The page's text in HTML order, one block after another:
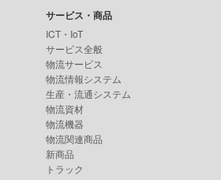
サービス・商品
ICT・IoT
サービス全般
物流サービス
物流情報システム
生産・流通システム
物流資材
物流機器
物流関連商品
新商品
トラック